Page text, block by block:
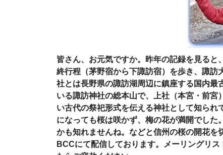
皆さん、お元気ですか。昨年の記録を見る
終行程（茅野宿から下諏訪宿）を歩き、諏
社とは長野県の諏訪湖周辺に鎮座する国内最
いる諏訪神社の総本山で、上社（本宮・前
い古代の祭祀形式を伝える神社として知られ
になっても桜は咲かず、梅の花が満開でし
かも知れませんね。などと信州の桜の開花
BCCにて配信しております。メーリングリ